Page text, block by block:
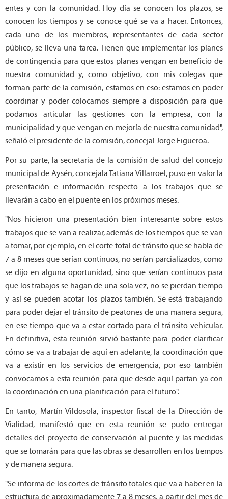
entes y con la comunidad. Hoy día se conocen los plazos, se
conocen los tiempos y se conoce qué se va a hacer. Entonces,
cada uno de los miembros, representantes de cada sector
público, se lleva una tarea. Tienen que implementar los planes
de contingencia para que estos planes vengan en beneficio de
nuestra comunidad y, como objetivo, con mis colegas que
forman parte de la comisión, estamos en eso: estamos en poder
coordinar y poder colocarnos siempre a disposición para que
podamos articular las gestiones con la empresa, con la
municipalidad y que vengan en mejoría de nuestra comunidad",
señaló el presidente de la comisión, concejal Jorge Figueroa.
Por su parte, la secretaria de la comisión de salud del concejo
municipal de Aysén, concejala Tatiana Villarroel, puso en valor la
presentación e información respecto a los trabajos que se
llevarán a cabo en el puente en los próximos meses.
"Nos hicieron una presentación bien interesante sobre estos
trabajos que se van a realizar, además de los tiempos que se van
a tomar, por ejemplo, en el corte total de tránsito que se habla de
7 a 8 meses que serían continuos, no serían parcializados, como
se dijo en alguna oportunidad, sino que serían continuos para
que los trabajos se hagan de una sola vez, no se pierdan tiempo
y así se pueden acotar los plazos también. Se está trabajando
para poder dejar el tránsito de peatones de una manera segura,
en ese tiempo que va a estar cortado para el tránsito vehicular.
En definitiva, esta reunión sirvió bastante para poder clarificar
cómo se va a trabajar de aquí en adelante, la coordinación que
va a existir en los servicios de emergencia, por eso también
convocamos a esta reunión para que desde aquí partan ya con
la coordinación en una planificación para el futuro".
En tanto, Martín Vildosola, inspector fiscal de la Dirección de
Vialidad, manifestó que en esta reunión se pudo entregar
detalles del proyecto de conservación al puente y las medidas
que se tomarán para que las obras se desarrollen en los tiempos
y de manera segura.
"Se informa de los cortes de tránsito totales que va a haber en la
estructura de aproximadamente 7 a 8 meses, a partir del mes de